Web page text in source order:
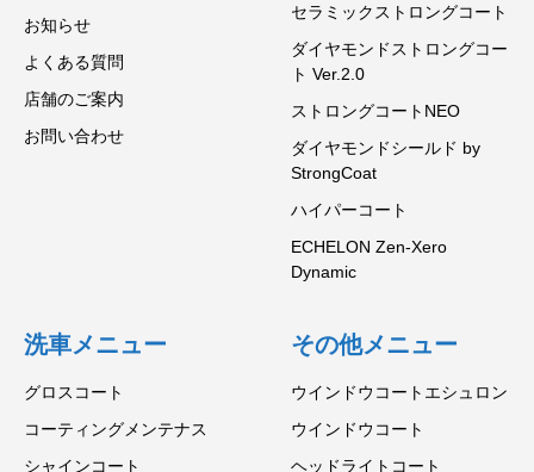
お知らせ
よくある質問
店舗のご案内
お問い合わせ
セラミックストロングコート
ダイヤモンドストロングコー
ト Ver.2.0
ストロングコートNEO
ダイヤモンドシールド by
StrongCoat
ハイパーコート
ECHELON Zen-Xero
Dynamic
洗車メニュー
グロスコート
コーティングメンテナス
シャインコート
その他メニュー
ウインドウコートエシュロン
ウインドウコート
ヘッドライトコート